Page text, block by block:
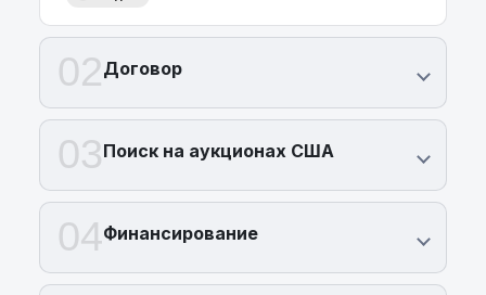
02Договор
03Поиск на аукционах США
04Финансирование